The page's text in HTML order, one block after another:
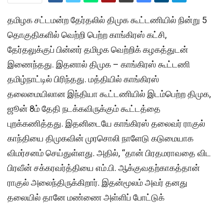
தமிழக சட்டமன்ற தேர்தலில் திமுக கூட்டணியில் நின்று 5
தொகுதிகளில் வெற்றி பெற்ற காங்கிரஸ் கட்சி,
தேர்தலுக்குப் பின்னர் தமிழக வெற்றிக் கழகத்துடன்
இணைந்தது. இதனால் திமுக – காங்கிரஸ் கூட்டணி
தமிழ்நாட்டில் பிரிந்தது. மத்தியில் காங்கிரஸ்
தலைமையிலான இந்தியா கூட்டணியில் இடம்பெற்ற திமுக,
ஜூன் 8ம் தேதி நடக்கவிருக்கும் கூட்டத்தை
புறக்கணித்தது. இதனிடையே காங்கிரஸ் தலைவர் ராகுல்
காந்தியை திமுகவின் முரசொலி நாளேடு கடுமையாக
விமர்சனம் செய்துள்ளது. அதில், “தான் பிரதமராவதை விட
பிரவீன் சக்கரவர்த்தியை எம்.பி. ஆக்குவதற்காகத்தான்
ராகுல் அலைந்திருக்கிறார். இதன்மூலம் அவர் தனது
தலையில் தானே மண்ணை அள்ளிப் போட்டுக்